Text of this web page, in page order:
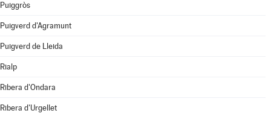
Puiggròs
Puigverd d'Agramunt
Puigverd de Lleida
Rialp
Ribera d'Ondara
Ribera d'Urgellet